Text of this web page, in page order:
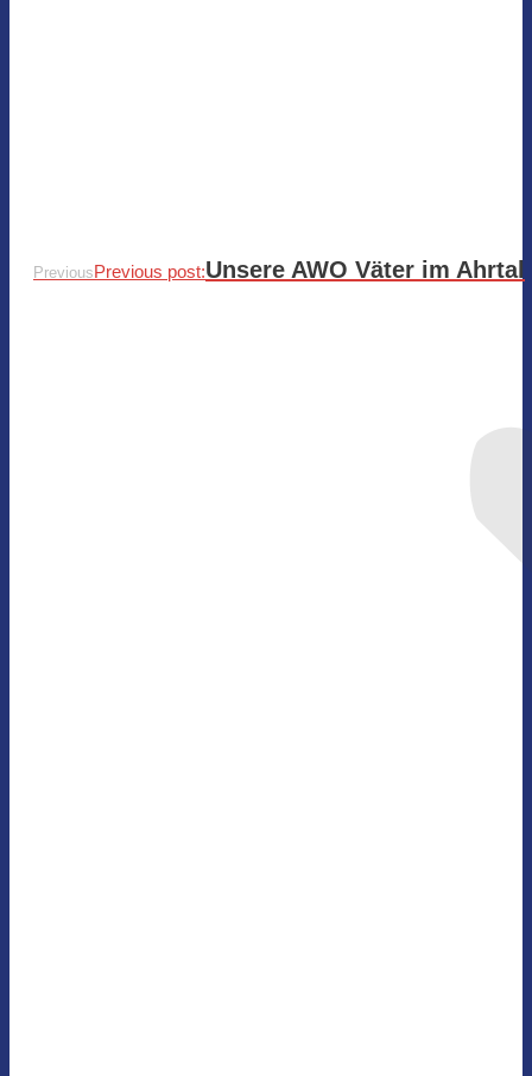
PreviousPrevious post:Unsere AWO Väter im Ahrtal